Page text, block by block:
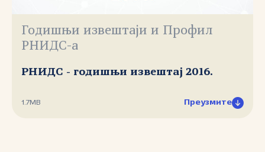
Годишњи извештаји и Профил
РНИДС-а
РНИДС - годишњи извештај 2016.
1.7MB Преузмите